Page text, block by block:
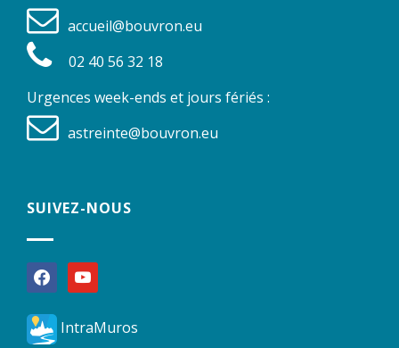
accueil@bouvron.eu
02 40 56 32 18
Urgences week-ends et jours fériés :
astreinte@bouvron.eu
SUIVEZ-NOUS
facebookyoutube
IntraMuros